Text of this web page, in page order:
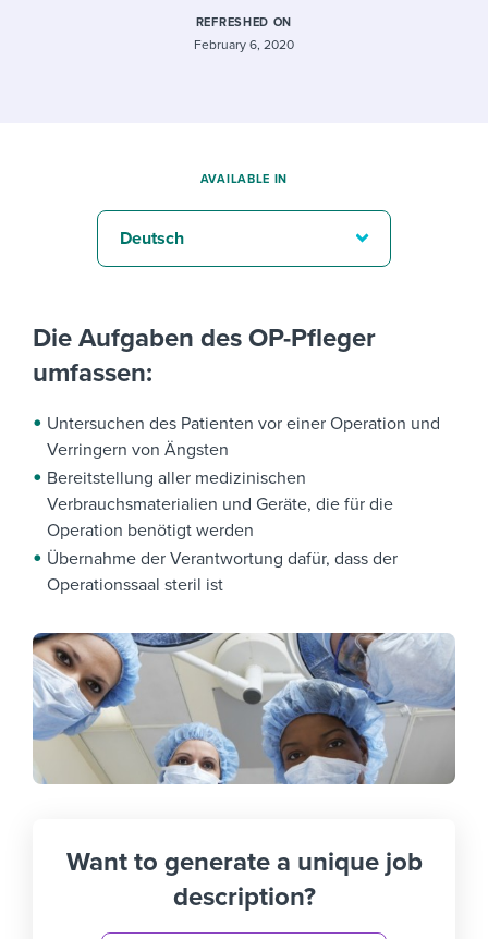
REFRESHED ON
February 6, 2020
Die Aufgaben des OP-Pfleger
umfassen:
Untersuchen des Patienten vor einer Operation und
Verringern von Ängsten
Bereitstellung aller medizinischen
Verbrauchsmaterialien und Geräte, die für die
Operation benötigt werden
Übernahme der Verantwortung dafür, dass der
Operationssaal steril ist
Want to generate a unique job
description?
AVAILABLE IN
Deutsch